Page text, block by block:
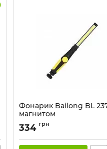
Фонарик Bailong BL
магнитом
Артикул:BL-237
334 грн